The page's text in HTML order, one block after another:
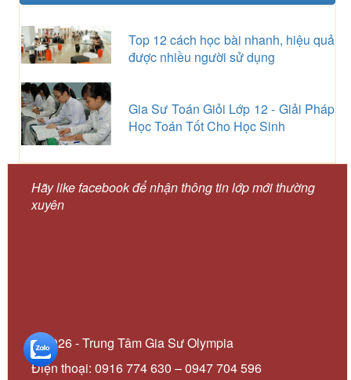
Top 12 cách học bài nhanh, hiệu quả
được nhiều người sử dụng
Gia Sư Toán Giỏi Lớp 12 - Giải Pháp
Học Toán Tốt Cho Học Sinh
Hãy like facebook để nhận thông tin lớp mới thường
xuyên
© 2026 - Trung Tâm Gia Sư Olympia
Điện thoại: 0916 774 630 – 0947 704 596